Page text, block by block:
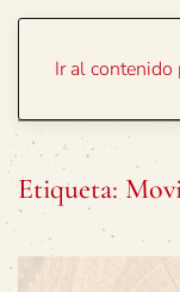
Ir al contenido
Etiqueta: